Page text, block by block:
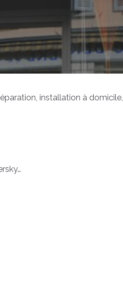
installation à domicile,